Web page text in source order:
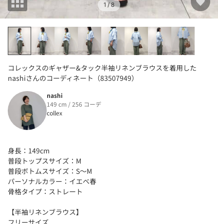
1 / 8
コレックスのギャザー&タック半袖リネンブラウスを着用した
nashiさんのコーディネート（83507949）
nashi
149 cm / 256 コーデ
collex
身長：149cm
普段トップスサイズ：M
普段ボトムスサイズ：S〜M
パーソナルカラー：イエベ春
骨格タイプ：ストレート
【半袖リネンブラウス】
フリーサイズ